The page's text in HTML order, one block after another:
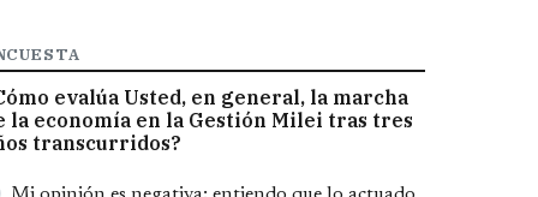
evalúa Usted, en general, la marcha
la economía en la Gestión Milei tras tres
transcurridos?